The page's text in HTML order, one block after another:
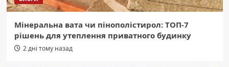
Мінеральна вата чи пінополістирол: ТОП-7
рішень для утеплення приватного будинку
2 дні тому назад